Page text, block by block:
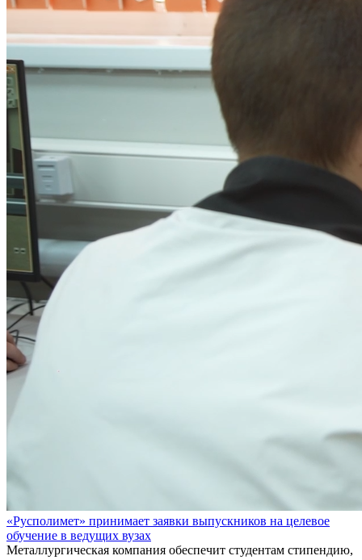
«Русполимет» принимает заявки выпускников на целевое
обучение в ведущих вузах
Металлургическая компания обеспечит студентам стипендию,